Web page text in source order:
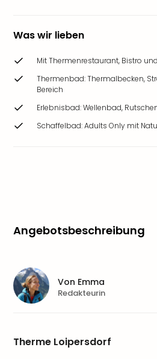
Was wir lieben
Mit Thermenrestaurant, Bistro
Thermenbad: Thermalbecken,
Bereich
Erlebnisbad: Wellenbad,
Schaffelbad: Adults Only mit
Angebotsbeschreibung
Therme Loipersdorf
Von Emma
Redakteurin